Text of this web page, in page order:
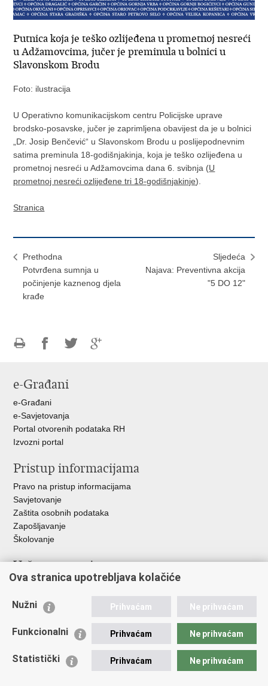
Putnica koja je teško ozlijeđena u prometnoj nesreći
u Adžamovcima, jučer je preminula u bolnici u
Slavonskom Brodu
Foto: ilustracija
U Operativno komunikacijskom centru Policijske uprave
brodsko-posavske, jučer je zaprimljena obavijest da je u bolnici
„Dr. Josip Benčević“ u Slavonskom Brodu u poslijepodnevnim
satima preminula 18-godišnjakinja, koja je teško ozlijeđena u
prometnoj nesreći u Adžamovcima dana 6. svibnja (U
prometnoj nesreći ozlijeđene tri 18-godišnjakinje).
Stranica
Prethodna
Potvrđena sumnja u
počinjenje kaznenog djela
krađe
Sljedeća
Najava: Preventivna akcija
"5 DO 12"
FacebookuTwitteru
e-Građani
e-Građani
e-Savjetovanja
Portal otvorenih podataka RH
Izvozni portal
Pristup informacijama
Pravo na pristup informacijama
Savjetovanje
Zaštita osobnih podataka
Zapošljavanje
Školovanje
Važne poveznice
Ministarstvo unutarnjih poslova
Udruge
Policijska akademija
Zaklada policijske solidarnosti
Ova stranica upotrebljava kolačiće
Nužni Prihvaćam Ne prihvaćam
Funkcionalni Prihvaćam Ne prihvaćam
Statistički Prihvaćam Ne prihvaćam